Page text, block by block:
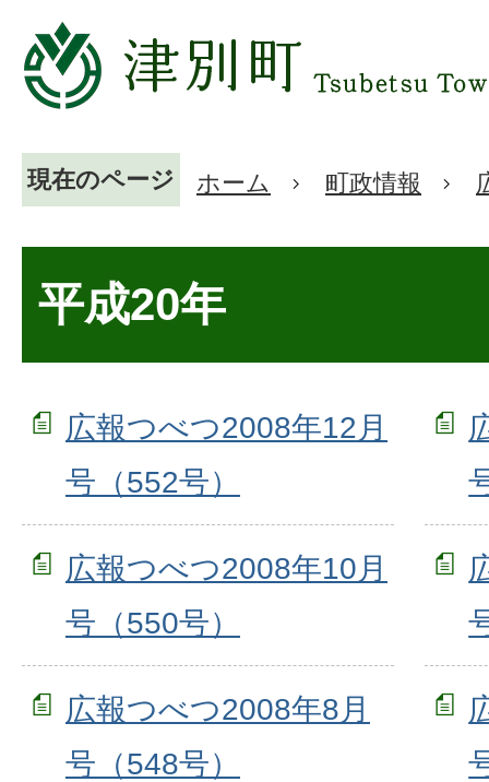
現在のページ ホーム 町政情報
平成20年
広報つべつ2008年12月
号（552号）
広報つべつ2008年10月
号（550号）
広報つべつ2008年8月
号（548号）